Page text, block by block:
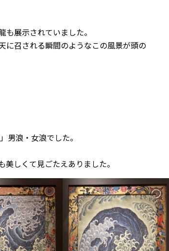
展示されていました。
に召される瞬間のようなこの風景が頭の
男浪・女浪でした。
しくて見ごたえありました。